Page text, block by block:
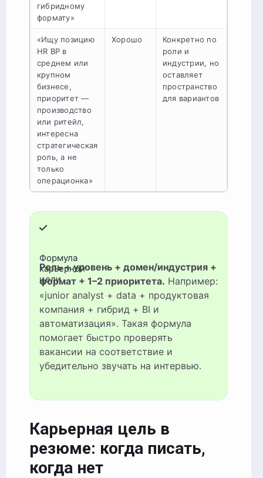
гибридному
формату»
«Ищу позицию
HR BP в
среднем или
крупном
бизнесе,
приоритет —
производство
или ритейл,
интересна
стратегическая
роль, а не
только
операционка»
Хорошо
Конкретно по
роли и
индустрии, но
оставляет
пространство
для вариантов
Формула
карьерной
цели
Роль + уровень + домен/индустрия +
формат + 1–2 приоритета. Например:
«junior analyst + data + продуктовая
компания + гибрид + BI и
автоматизация». Такая формула
помогает быстро проверять
вакансии на соответствие и
убедительно звучать на интервью.
Карьерная цель в
резюме: когда писать,
когда нет